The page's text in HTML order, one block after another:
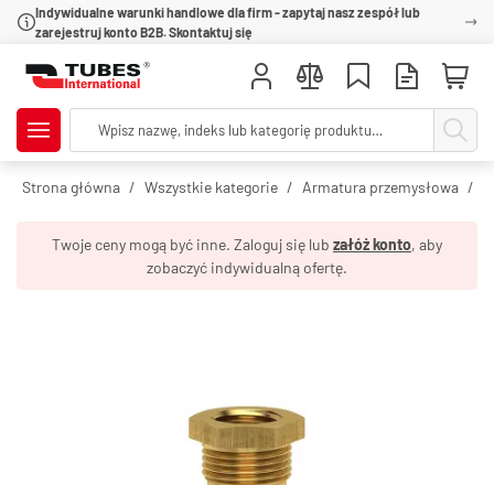
Indywidualne warunki handlowe dla firm - zapytaj nasz zespół lub
zarejestruj konto B2B. Skontaktuj się
Strona główna Wszystkie kategorie Armatura przemysłowa
Twoje ceny mogą być inne. Zaloguj się lub załóż konto, aby
zobaczyć indywidualną ofertę.